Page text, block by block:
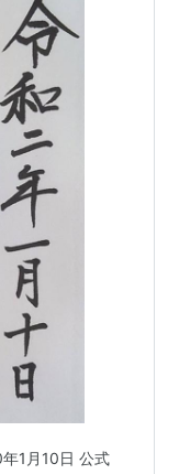
1 1049)
場キャラクター。
1月10日 公式